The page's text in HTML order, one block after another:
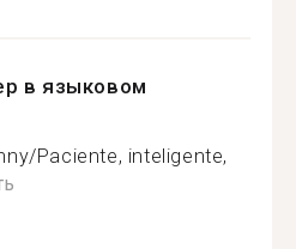
в языковом
Paciente, inteligente,